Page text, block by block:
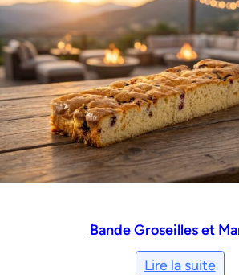
Bande Groseilles et
Lire la suite